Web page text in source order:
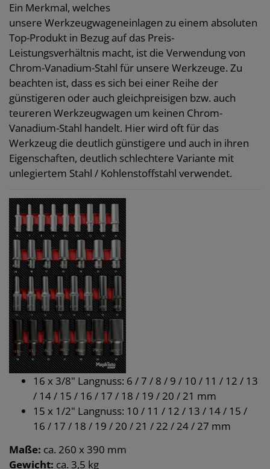
Ein Merkmal, welches
unsere Werkzeugwageneinlagen zu einem absoluten
Top-Produkt in Bezug auf das Preis-
Leistungsverhältnis macht, ist die Verwendung von
Chrom-Vanadium-Stahl für unsere Werkzeuge. Zu
beachten ist, dass es sich bei einer Reihe der
günstigeren oder auch gleichpreisigen bzw. auch
teureren Werkzeugwagen um keinen Chrom-
Vanadium-Stahl handelt. Hier wird oft für das
Werkzeug die deutlich günstigere und auch in ihren
Eigenschaften, deutlich schlechtere Variante mit
unlegiertem Stahl / Kohlenstoffstahl verwendet.
16 x 3/8" Langnuss: 6 / 7 / 8 / 9 / 10 / 11 / 12 / 13
/ 14 / 15 / 16 / 17 / 18 / 19 / 20 / 21 mm
15 x 1/2" Langnuss: 10 / 11 / 12 / 13 / 14 / 15 /
16 / 17 / 18 / 19 / 20 / 21 / 22 / 24 / 27 mm
Maße: ca. 260 x 390 mm
Gewicht: ca. 3,5 kg